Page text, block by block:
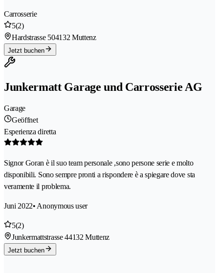
Carrosserie
5(2)
Hardstrasse 504132 Muttenz
Jetzt buchen
Junkermatt Garage und Carrosserie AG
Garage
Geöffnet
Esperienza diretta
Signor Goran è il suo team personale ,sono persone serie e molto
disponibili. Sono sempre pronti a rispondere è a spiegare dove sta
veramente il problema.
Juni 2022• Anonymous user
5(2)
Junkermattstrasse 44132 Muttenz
Jetzt buchen